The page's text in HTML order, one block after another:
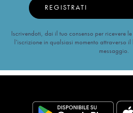
REGISTRATI
Iscrivendoti, dai il tuo consenso per ricevere
l’iscrizione in qualsiasi momento attraverso
messaggio.